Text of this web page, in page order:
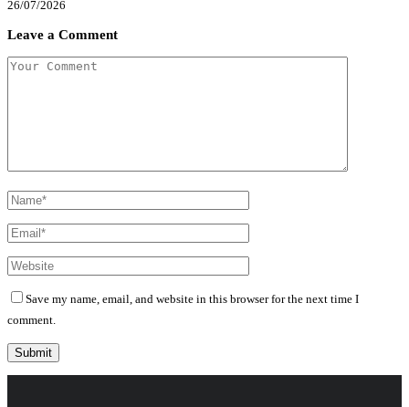
26/07/2026
Leave a Comment
Save my name, email, and website in this browser for the next time I
comment.